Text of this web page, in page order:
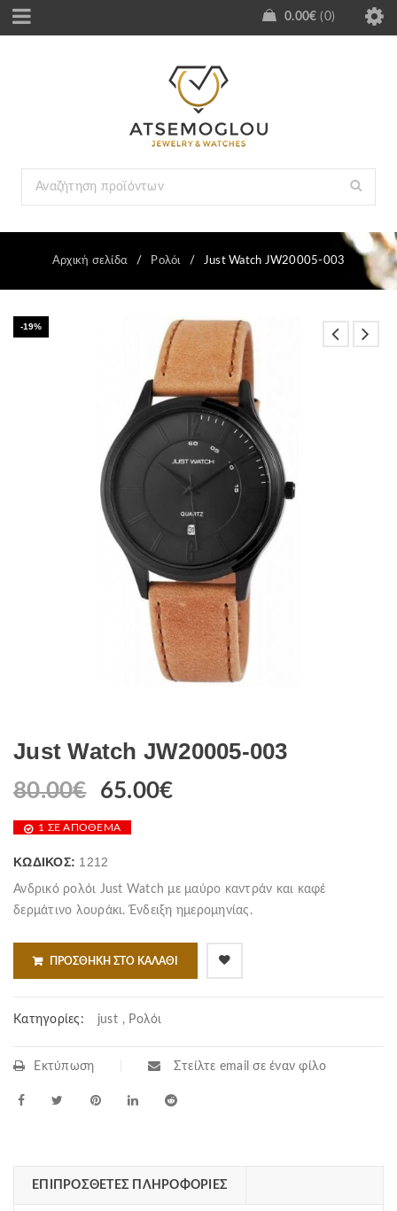
0.00€ 0
Αρχική σελίδα / Ρολόι / Just Watch JW20005-003
-19%
Just Watch JW20005-003
80.00€
Original
was:
65.00€Η
1 ΣΕ ΑΠΌΘΕΜΑ
ΚΩΔΙΚΌΣ: 1212
Ανδρικό ρολόι Just Watch με μαύρο καντράν και καφέ
δερμάτινο λουράκι. Ένδειξη ημερομηνίας.
ΠΡΟΣΘΉΚΗ ΣΤΟ ΚΑΛΆΘΙ
Κατηγορίες: just , Ρολόι
Εκτύπωση Στείλτε email σε έναν φίλο
ΕΠΙΠΡΌΣΘΕΤΕΣ ΠΛΗΡΟΦΟΡΊΕΣ